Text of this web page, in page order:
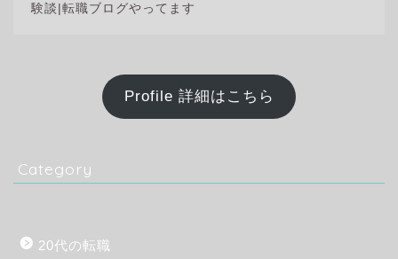
験談|転職ブログやってます
Profile 詳細はこちら
Category
20代の転職